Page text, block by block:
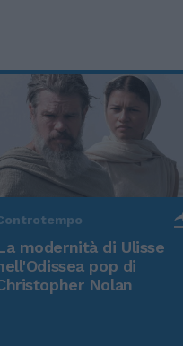
modernità di Ulisse
pop di
Nolan